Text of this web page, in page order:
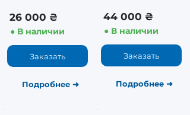
26 000 ₴
● В наличии
Заказать
Подробнее ➜
44 000 ₴
● В наличии
Заказать
Подробнее ➜